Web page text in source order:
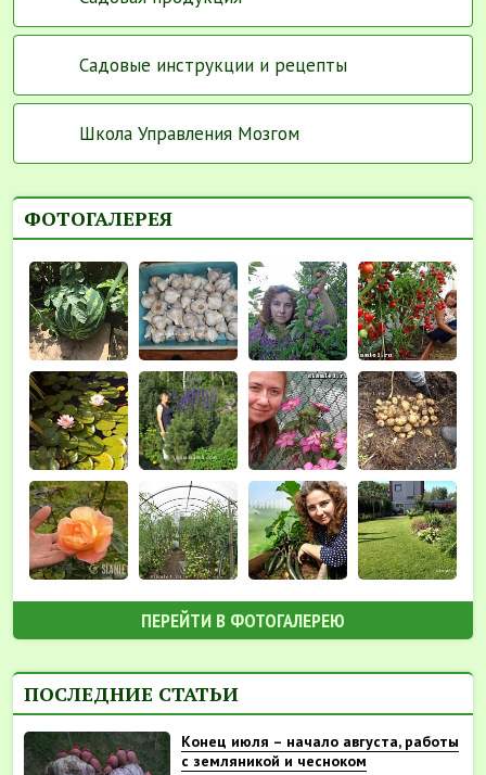
Садовые инструкции и рецепты
Школа Управления Мозгом
ФОТОГАЛЕРЕЯ
ПЕРЕЙТИ В ФОТОГАЛЕРЕЮ
ПОСЛЕДНИЕ СТАТЬИ
Конец июля – начало августа, работы
с земляникой и чесноком